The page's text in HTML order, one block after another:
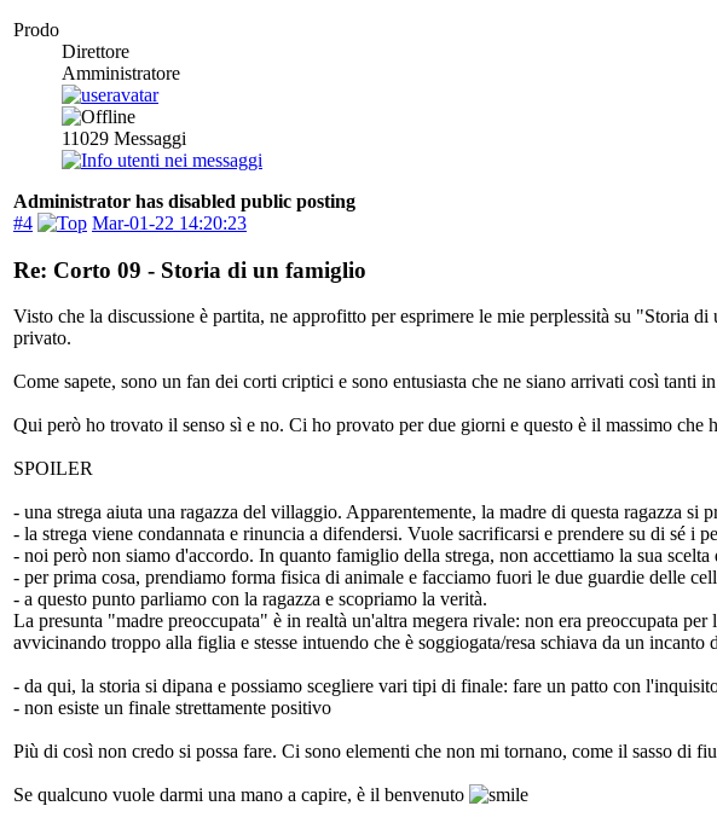
Prodo
Direttore
Amministratore
11029 Messaggi
Administrator has disabled public posting
#4
Mar-01-22 14:20:23
Re: Corto 09 - Storia di un famiglio
Visto che la discussione è partita, ne approfitto per esprimere le mie perplessità su "Storia
privato.
Come sapete, sono un fan dei corti criptici e sono entusiasta che ne siano arrivati così tanti
Qui però ho trovato il senso sì e no. Ci ho provato per due giorni e questo è il massimo che
SPOILER
- una strega aiuta una ragazza del villaggio. Apparentemente, la madre di questa ragazza
- la strega viene condannata e rinuncia a difendersi. Vuole sacrificarsi e prendere su di sé i
- noi però non siamo d'accordo. In quanto famiglio della strega, non accettiamo la sua
- per prima cosa, prendiamo forma fisica di animale e facciamo fuori le due guardie delle
- a questo punto parliamo con la ragazza e scopriamo la verità.
La presunta "madre preoccupata" è in realtà un'altra megera rivale: non era preoccupata
avvicinando troppo alla figlia e stesse intuendo che è soggiogata/resa schiava da un incanto
- da qui, la storia si dipana e possiamo scegliere vari tipi di finale: fare un patto con
- non esiste un finale strettamente positivo
Più di così non credo si possa fare. Ci sono elementi che non mi tornano, come il sasso di
Se qualcuno vuole darmi una mano a capire, è il benvenuto